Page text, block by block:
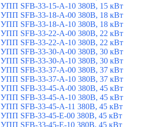
УПП SFB-33-15-A-10 380В, 15 кВт
УПП SFB-33-18-A-00 380В, 18 кВт
УПП SFB-33-18-A-10 380В, 18 кВт
УПП SFB-33-22-A-00 380В, 22 кВт
УПП SFB-33-22-A-10 380В, 22 кВт
УПП SFB-33-30-A-00 380В, 30 кВт
УПП SFB-33-30-A-10 380В, 30 кВт
УПП SFB-33-37-A-00 380В, 37 кВт
УПП SFB-33-37-A-10 380В, 37 кВт
УПП SFB-33-45-A-00 380В, 45 кВт
УПП SFB-33-45-A-10 380В, 45 кВт
УПП SFB-33-45-A-11 380В, 45 кВт
УПП SFB-33-45-E-00 380В, 45 кВт
УПП SFB-33-45-E-10 380В, 45 кВт